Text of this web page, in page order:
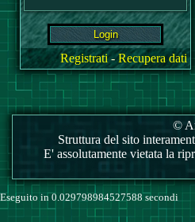
Registrati-Recupera dati
©
Struttura del sito
E' assolutamente vietata la
Eseguito in 0.029798984527588 secondi